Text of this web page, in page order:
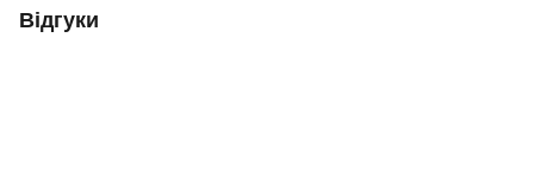
Відгуки